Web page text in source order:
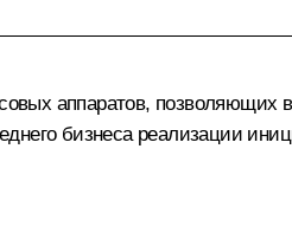
аппаратов,
бизнеса реализации